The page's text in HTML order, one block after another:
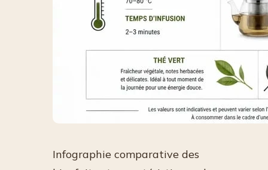
Infographie comparative des